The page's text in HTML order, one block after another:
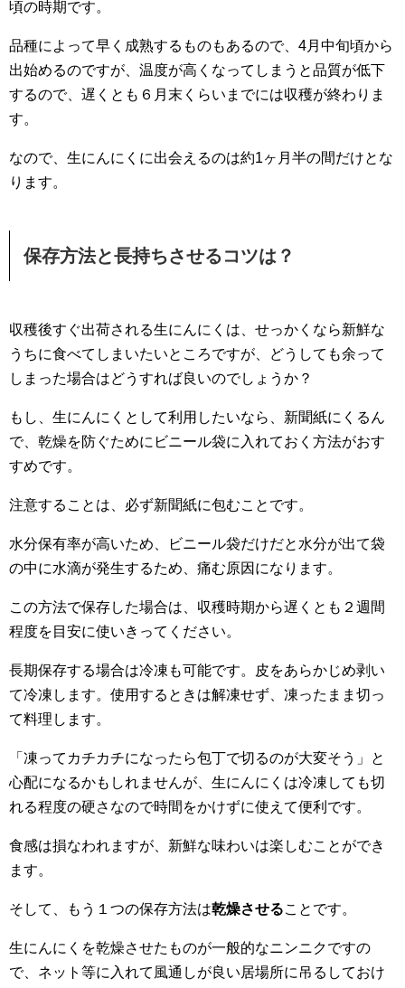
頃の時期です。
品種によって早く成熟するものもあるので、4月中旬頃から
出始めるのですが、温度が高くなってしまうと品質が低下
するので、遅くとも６月末くらいまでには収穫が終わりま
す。
なので、生にんにくに出会えるのは約1ヶ月半の間だけとな
ります。
保存方法と長持ちさせるコツは？
収穫後すぐ出荷される生にんにくは、せっかくなら新鮮な
うちに食べてしまいたいところですが、どうしても余って
しまった場合はどうすれば良いのでしょうか？
もし、生にんにくとして利用したいなら、新聞紙にくるん
で、乾燥を防ぐためにビニール袋に入れておく方法がおす
すめです。
注意することは、必ず新聞紙に包むことです。
水分保有率が高いため、ビニール袋だけだと水分が出て袋
の中に水滴が発生するため、痛む原因になります。
この方法で保存した場合は、収穫時期から遅くとも２週間
程度を目安に使いきってください。
長期保存する場合は冷凍も可能です。皮をあらかじめ剥い
て冷凍します。使用するときは解凍せず、凍ったまま切っ
て料理します。
「凍ってカチカチになったら包丁で切るのが大変そう」と
心配になるかもしれませんが、生にんにくは冷凍しても切
れる程度の硬さなので時間をかけずに使えて便利です。
食感は損なわれますが、新鮮な味わいは楽しむことができ
ます。
そして、もう１つの保存方法は乾燥させることです。
生にんにくを乾燥させたものが一般的なニンニクですの
で、ネット等に入れて風通しが良い居場所に吊るしておけ